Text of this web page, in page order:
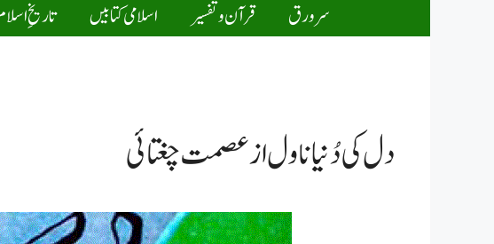
سرورق قرآن و تفسیر اسلامی کتابیں تاریخِ
دل کی دُنیا ناول از عصمت چغتائی